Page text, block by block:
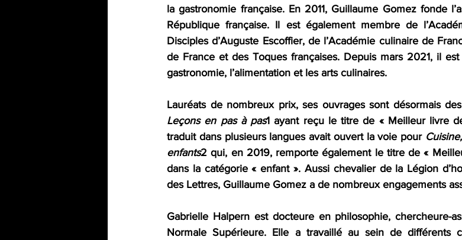
la gastronomie française. En 2011, Guillaume Gomez fonde
République française. Il est également membre de
Disciples d’Auguste Escoffier, de l’Académie culinaire de
de France et des Toques françaises. Depuis mars 2021, il
gastronomie, l’alimentation et les arts culinaires.
Lauréats de nombreux prix, ses ouvrages sont désormais
Leçons en pas à pas1 ayant reçu le titre de « Meilleur livre
traduit dans plusieurs langues avait ouvert la voie pour
enfants2 qui, en 2019, remporte également le titre de «
dans la catégorie « enfant ». Aussi chevalier de la Légion
des Lettres, Guillaume Gomez a de nombreux engagements
Gabrielle Halpern est docteure en philosophie, chercheure-
Normale Supérieure. Elle a travaillé au sein de différents